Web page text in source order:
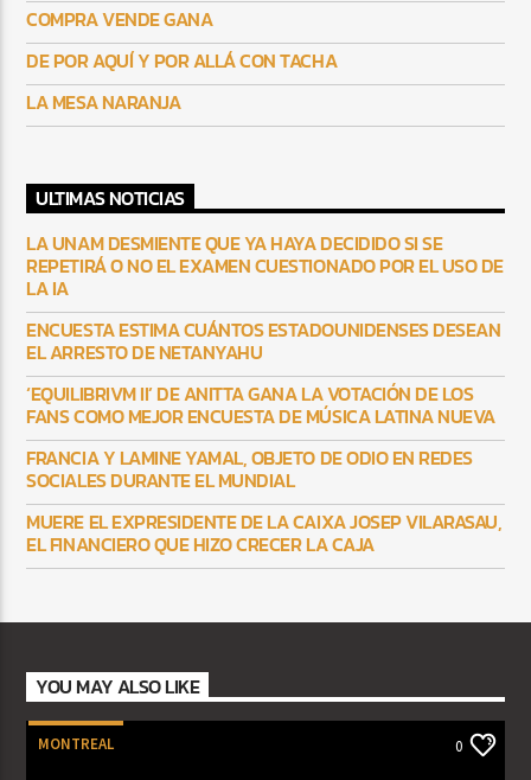
COMPRA VENDE GANA
DE POR AQUÍ Y POR ALLÁ CON TACHA
LA MESA NARANJA
ULTIMAS NOTICIAS
LA UNAM DESMIENTE QUE YA HAYA DECIDIDO SI SE
REPETIRÁ O NO EL EXAMEN CUESTIONADO POR EL USO DE
LA IA
ENCUESTA ESTIMA CUÁNTOS ESTADOUNIDENSES DESEAN
EL ARRESTO DE NETANYAHU
‘EQUILIBRIVM II’ DE ANITTA GANA LA VOTACIÓN DE LOS
FANS COMO MEJOR ENCUESTA DE MÚSICA LATINA NUEVA
FRANCIA Y LAMINE YAMAL, OBJETO DE ODIO EN REDES
SOCIALES DURANTE EL MUNDIAL
MUERE EL EXPRESIDENTE DE LA CAIXA JOSEP VILARASAU,
EL FINANCIERO QUE HIZO CRECER LA CAJA
YOU MAY ALSO LIKE
MONTREAL 0